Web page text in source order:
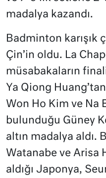
madalya kazandı.
Badminton karışık
Çin’in oldu. La
müsabakaların
Ya Qiong
Won Ho Kim ve Na
bulunduğu Güney
altın madalya aldı.
Watanabe ve Arisa
aldığı Japonya,